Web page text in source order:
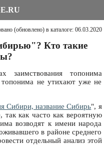
(обновлено) в каталоге: 06.03.2020
Кто такие
заимствования топонима
не утихают уже не
Сибири, название Сибирь", я
так как часто как вероятную
возводят к имени народа
в районе среднего
отдельный анализ этой